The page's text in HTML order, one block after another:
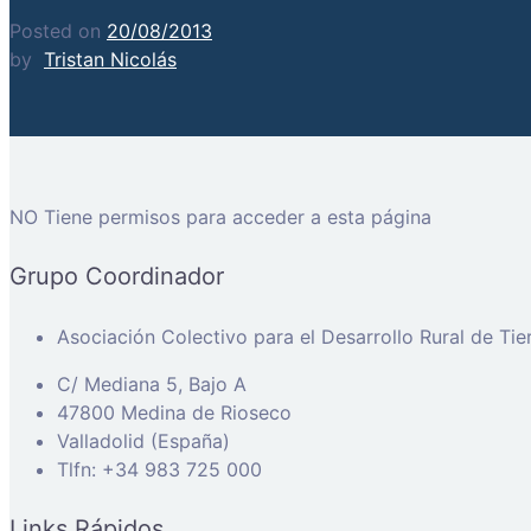
Posted on 20/08/2013
by Tristan Nicolás
NO Tiene permisos para acceder a esta página
Grupo Coordinador
Asociación Colectivo para el Desarrollo Rural de
C/ Mediana 5, Bajo A
47800 Medina de Rioseco
Valladolid (España)
Tlfn: +34 983 725 000